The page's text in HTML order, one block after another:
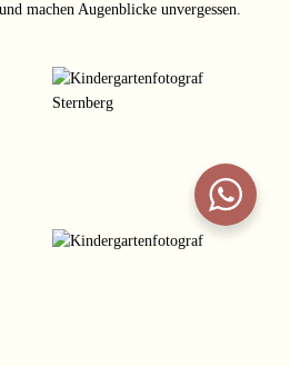
machen Augenblicke unvergessen.